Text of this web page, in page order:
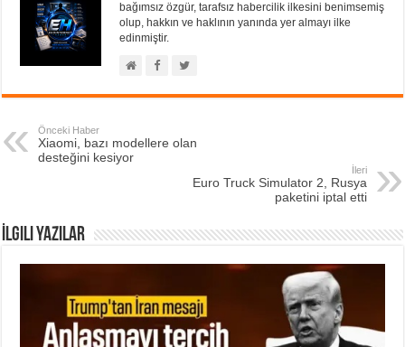
bağımsız özgür, tarafsız habercilik ilkesini benimsemiş
olup, hakkın ve haklının yanında yer almayı ilke
edinmiştir.
Önceki Haber
Xiaomi, bazı modellere olan
desteğini kesiyor
İleri
Euro Truck Simulator 2, Rusya
paketini iptal etti
İlgili Yazılar